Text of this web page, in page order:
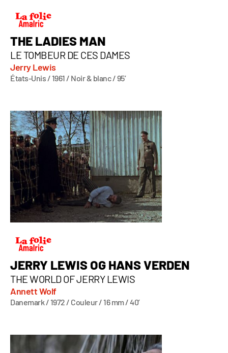
THE LADIES MAN
LE TOMBEUR DE CES DAMES
Jerry Lewis
États-Unis / 1961 / Noir & blanc / 95’
JERRY LEWIS OG HANS VERDEN
THE WORLD OF JERRY LEWIS
Annett Wolf
Danemark / 1972 / Couleur / 16 mm / 40’